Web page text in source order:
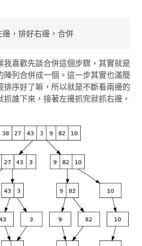
，排好右邊，合併
我喜歡先談合併這個步驟，其實就是
陣列合併成一個。這一步其實也滿簡
排序好了嘛，所以就是不斷看兩邊的
誰下來，接著左邊抓完就抓右邊，